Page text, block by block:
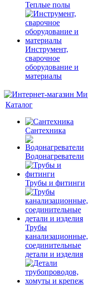
Теплые полы
Инструмент,
сварочное
оборудование и
материалы
Каталог
Сантехника
Водонагреватели
Трубы и фитинги
Трубы
канализационные,
соединительные
детали и изделия